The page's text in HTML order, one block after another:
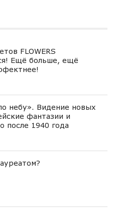
FLOWERS
Ещё больше, ещё
небу». Видение новых
фантазии и
после 1940 года